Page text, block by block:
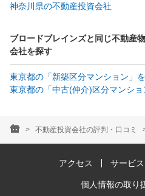
神奈川県の不動産投資会社
ブロードブレインズと同じ不動産
会社を探す
東京都の「新築区分マンション」
東京都の「中古(仲介)区分マンシ
不動産投資会社の評判・口コミ
アクセス サービス
個人情報の取り